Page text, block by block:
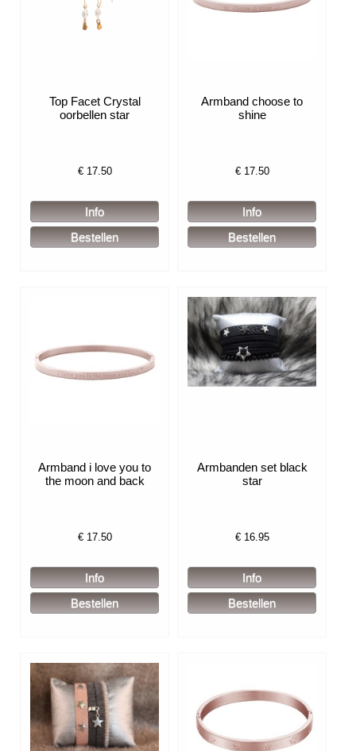
Top Facet Crystal
oorbellen star
€ 17.50
Armband choose to
shine
€ 17.50
Armband i love you to
the moon and back
€ 17.50
Armbanden set black
star
€ 16.95